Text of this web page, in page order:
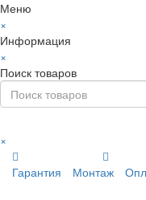
Меню
×
Информация
×
Поиск товаров
×
Гарантия
Монтаж